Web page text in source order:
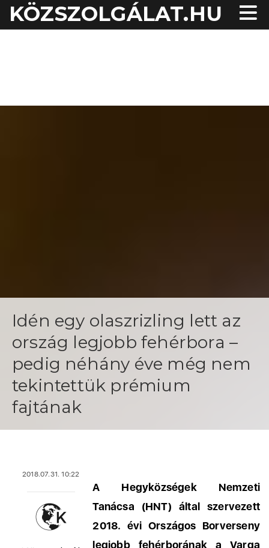
KÖZSZOLGÁLAT.HU
Idén egy olaszrizling lett az
ország legjobb fehérbora –
pedig néhány éve még nem
tekintettük prémium
fajtának
2018.07.31. 10:22
A Hegyközségek Nemzeti
Tanácsa (HNT) által szervezett
2018. évi Országos Borverseny
legjobb fehérborának a Varga